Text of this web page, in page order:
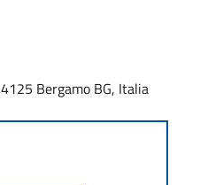
Bergamo BG, Italia